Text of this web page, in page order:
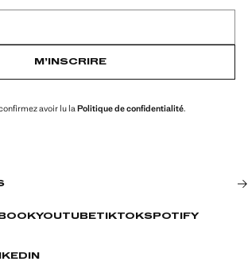
M’INSCRIRE
avoir lu la Politique de confidentialité.
YOUTUBETIKTOKSPOTIFY